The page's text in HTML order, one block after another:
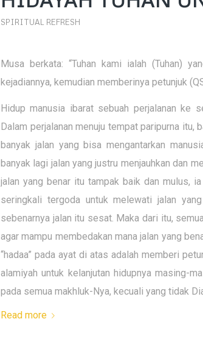
SPIRITUAL REFRESH
Musa berkata: “Tuhan kami ialah (Tuhan)
kejadiannya, kemudian memberinya petunjuk
Hidup manusia ibarat sebuah perjalanan ke
Dalam perjalanan menuju tempat paripurna
banyak jalan yang bisa mengantarkan
banyak lagi jalan yang justru menjauhkan dan
jalan yang benar itu tampak baik dan mulus,
seringkali tergoda untuk melewati jalan
sebenarnya jalan itu sesat. Maka dari itu,
agar mampu membedakan mana jalan yang
“hadaa” pada ayat di atas adalah memberi
alamiyah untuk kelanjutan hidupnya masing-
pada semua makhluk-Nya, kecuali yang tidak
Read more